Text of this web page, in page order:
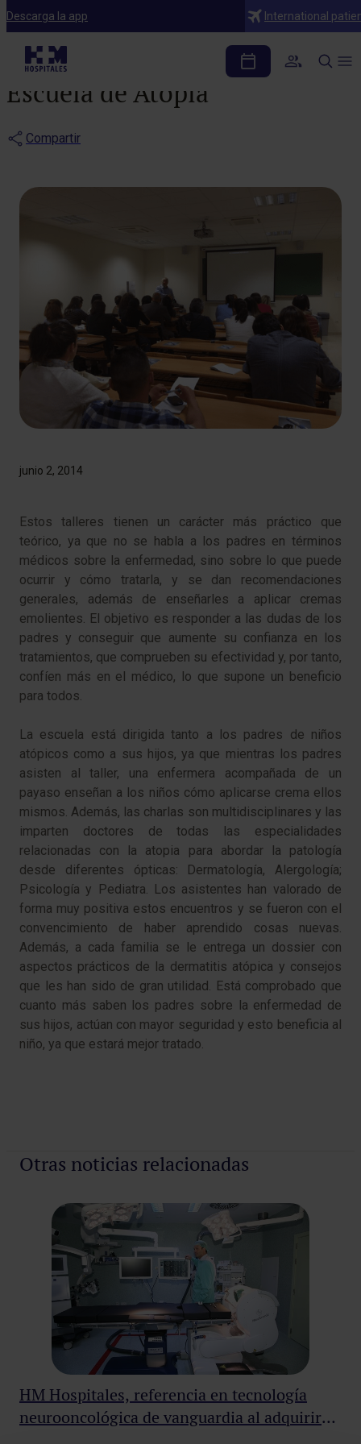
Descarga la app International
Noticias
Segunda edición de la
Escuela de Atopia
Compartir
junio 2, 2014
​Estos talleres tienen un carácter más práctico que
teórico, ya que no se habla a los padres en términos
médicos sobre la enfermedad, sino sobre lo que puede
ocurrir y cómo tratarla, y se dan recomendaciones
generales, además de enseñarles a aplicar cremas
emolientes. El objetivo es responder a las dudas de los
padres y conseguir que aumente su confianza en los
tratamientos, que comprueben su efectividad y, por tanto,
confíen más en el médico, lo que supone un beneficio
para todos.
La escuela está dirigida tanto a los padres de niños
atópicos como a sus hijos, ya que mientras los padres
asisten al taller, una enfermera acompañada de un
payaso enseñan a los niños cómo aplicarse crema ellos
mismos. Además, las charlas son multidisciplinares y las
imparten doctores de todas las especialidades
relacionadas con la atopia para abordar la patología
desde diferentes ópticas: Dermatología, Alergología;
Psicología y Pediatra. Los asistentes han valorado de
forma muy positiva estos encuentros y se fueron con el
convencimiento de haber aprendido cosas nuevas.
Además, a cada familia se le entrega un dossier con
aspectos prácticos de la dermatitis atópica y consejos
que les han sido de gran utilidad. Está comprobado que
cuanto más saben los padres sobre la enfermedad de
sus hijos, actúan con mayor seguridad y esto beneficia al
niño, ya que estará mejor tratado.
Otras noticias relacionadas
HM Hospitales, referencia en tecnología
neurooncológica de vanguardia al adquirir